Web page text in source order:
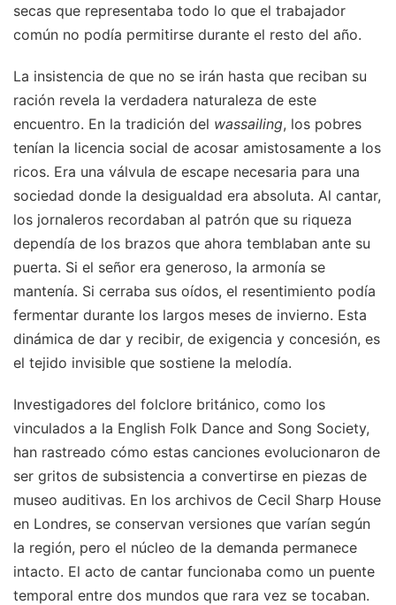
secas que representaba todo lo que el trabajador
común no podía permitirse durante el resto del año.
La insistencia de que no se irán hasta que reciban su
ración revela la verdadera naturaleza de este
encuentro. En la tradición del wassailing, los pobres
tenían la licencia social de acosar amistosamente a los
ricos. Era una válvula de escape necesaria para una
sociedad donde la desigualdad era absoluta. Al cantar,
los jornaleros recordaban al patrón que su riqueza
dependía de los brazos que ahora temblaban ante su
puerta. Si el señor era generoso, la armonía se
mantenía. Si cerraba sus oídos, el resentimiento podía
fermentar durante los largos meses de invierno. Esta
dinámica de dar y recibir, de exigencia y concesión, es
el tejido invisible que sostiene la melodía.
Investigadores del folclore británico, como los
vinculados a la English Folk Dance and Song Society,
han rastreado cómo estas canciones evolucionaron de
ser gritos de subsistencia a convertirse en piezas de
museo auditivas. En los archivos de Cecil Sharp House
en Londres, se conservan versiones que varían según
la región, pero el núcleo de la demanda permanece
intacto. El acto de cantar funcionaba como un puente
temporal entre dos mundos que rara vez se tocaban.